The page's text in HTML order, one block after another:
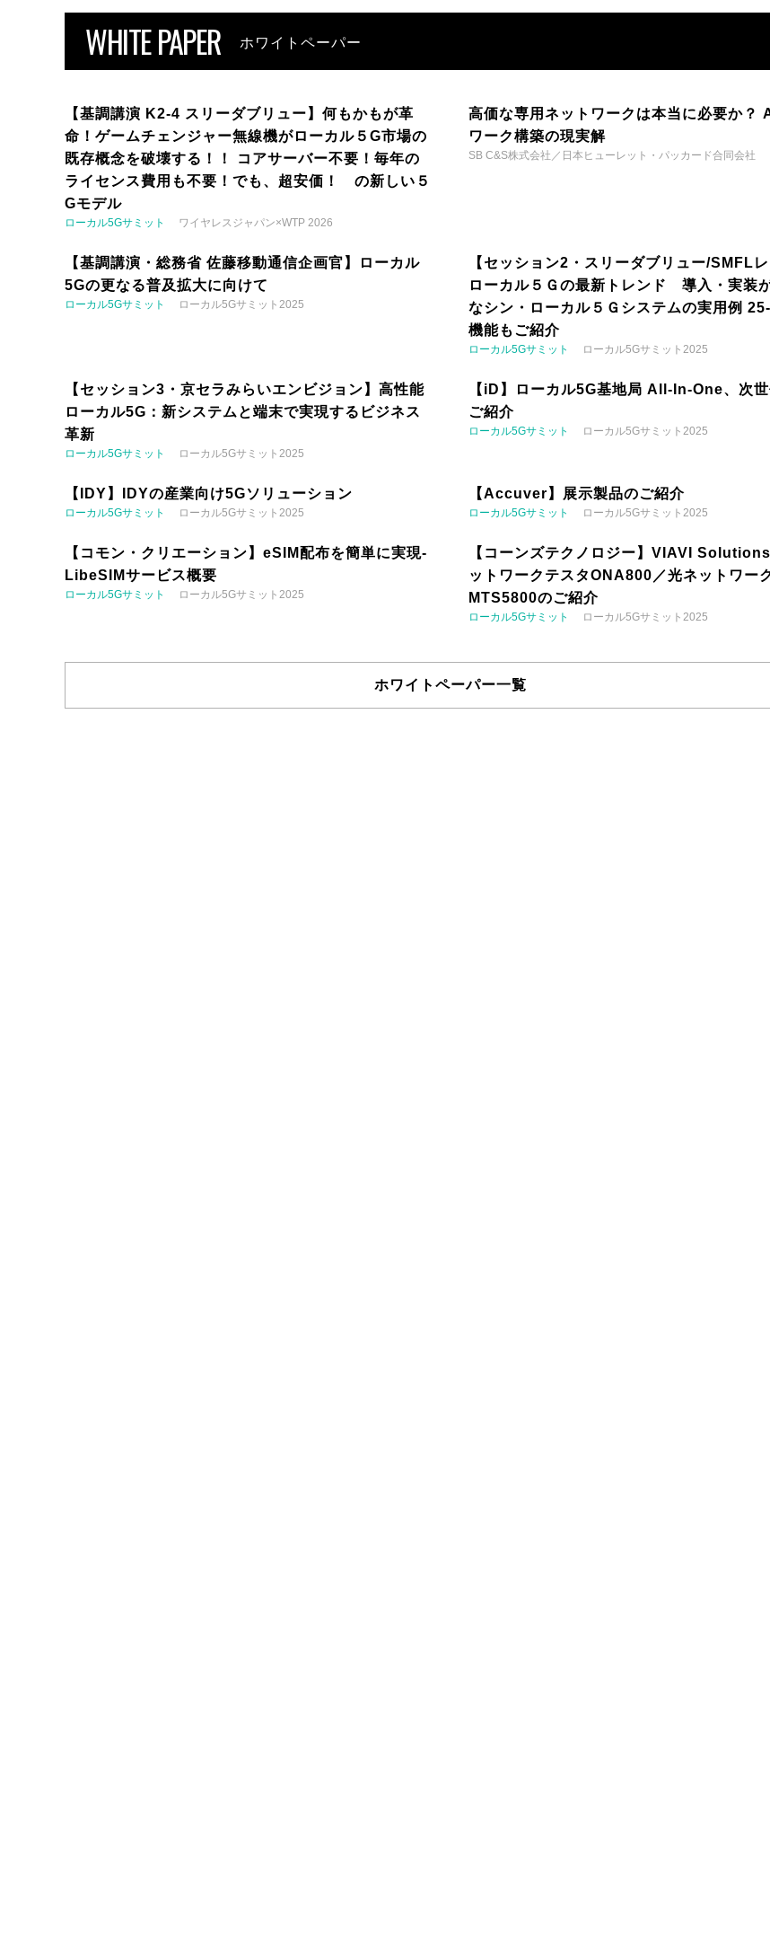
WHITE PAPER ホワイトペーパー
【基調講演 K2-4 スリーダブリュー】何もかもが革
命！ゲームチェンジャー無線機がローカル５G市場の
既存概念を破壊する！！ コアサーバー不要！毎年の
ライセンス費用も不要！でも、超安価！ の新しい５
Gモデル
ローカル5Gサミット ワイヤレスジャパン×WTP 2026
高価な専用ネットワークは本当に必要か？
ワーク構築の現実解
SB C&S株式会社／日本ヒューレット・パッカード合同会社
【基調講演・総務省 佐藤移動通信企画官】ローカル
5Gの更なる普及拡大に向けて
ローカル5Gサミット ローカル5Gサミット2025
【セッション2・スリーダブリュー/SMFLレ
ローカル５Ｇの最新トレンド 導入・実装
なシン・ローカル５Ｇシステムの実用例
機能もご紹介
ローカル5Gサミット ローカル5Gサミット2025
【セッション3・京セラみらいエンビジョン】高性能
ローカル5G：新システムと端末で実現するビジネス
革新
ローカル5Gサミット ローカル5Gサミット2025
【iD】ローカル5G基地局 All-In-One、次
ご紹介
ローカル5Gサミット ローカル5Gサミット2025
【IDY】IDYの産業向け5Gソリューション
ローカル5Gサミット ローカル5Gサミット2025
【Accuver】展示製品のご紹介
ローカル5Gサミット ローカル5Gサミット2025
【コモン・クリエーション】eSIM配布を簡単に実現-
LibeSIMサービス概要
ローカル5Gサミット ローカル5Gサミット2025
【コーンズテクノロジー】VIAVI
ットワークテスタONA800／光ネットワー
MTS5800のご紹介
ローカル5Gサミット ローカル5Gサミット2025
ホワイトペーパー一覧